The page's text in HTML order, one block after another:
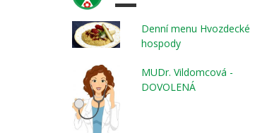
Denní menu Hvozdecké
hospody
MUDr. Vildomcová -
DOVOLENÁ